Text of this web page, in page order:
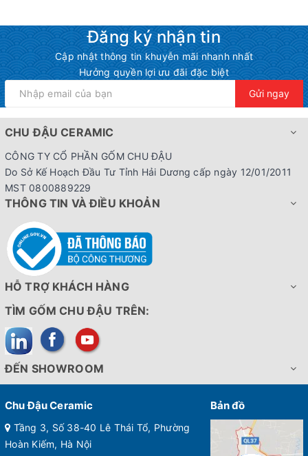
Đăng ký nhận tin
Cập nhật thông tin khuyễn mãi nhanh nhất
Hưởng quyền lợi ưu đãi đặc biệt
Gửi ngay
CHU ĐẬU CERAMIC
CÔNG TY CỔ PHẦN GỐM CHU ĐẬU
Do Sở Kế Hoạch Đầu Tư Tỉnh Hải Dương cấp ngày 12/01/2011
MST 0800889229
THÔNG TIN VÀ ĐIỀU KHOẢN
HỖ TRỢ KHÁCH HÀNG
TÌM GỐM CHU ĐẬU TRÊN:
ĐẾN SHOWROOM
Chu Đậu Ceramic
Tầng 3, Số 38-40 Lê Thái Tổ, Phường
Hoàn Kiếm, Hà Nội
Bản đồ